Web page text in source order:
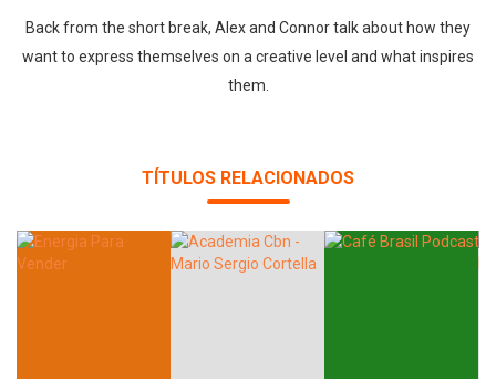
Back from the short break, Alex and Connor talk about how they
want to express themselves on a creative level and what inspires
them.
TÍTULOS RELACIONADOS